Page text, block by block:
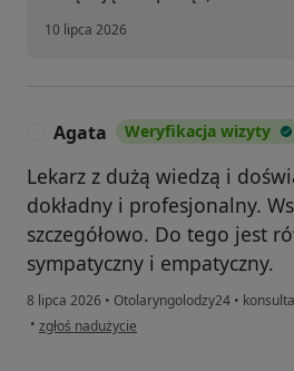
10 lipca 2026
Agata Weryfikacja wizyty
Lekarz z dużą wiedzą i
dokładny i profesjonalny.
szczegółowo. Do tego jest
sympatyczny i empatyczny.
8 lipca 2026 • Otolaryngolodzy24 •
• w opinii użytkownika Agata
zgłoś nadużycie